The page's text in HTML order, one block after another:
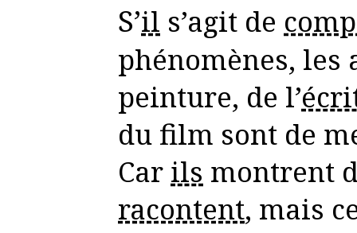
S’il s’agit de
phénomènes, les
peinture, de l’
du film sont de
Car ils montrent
racontent, mais